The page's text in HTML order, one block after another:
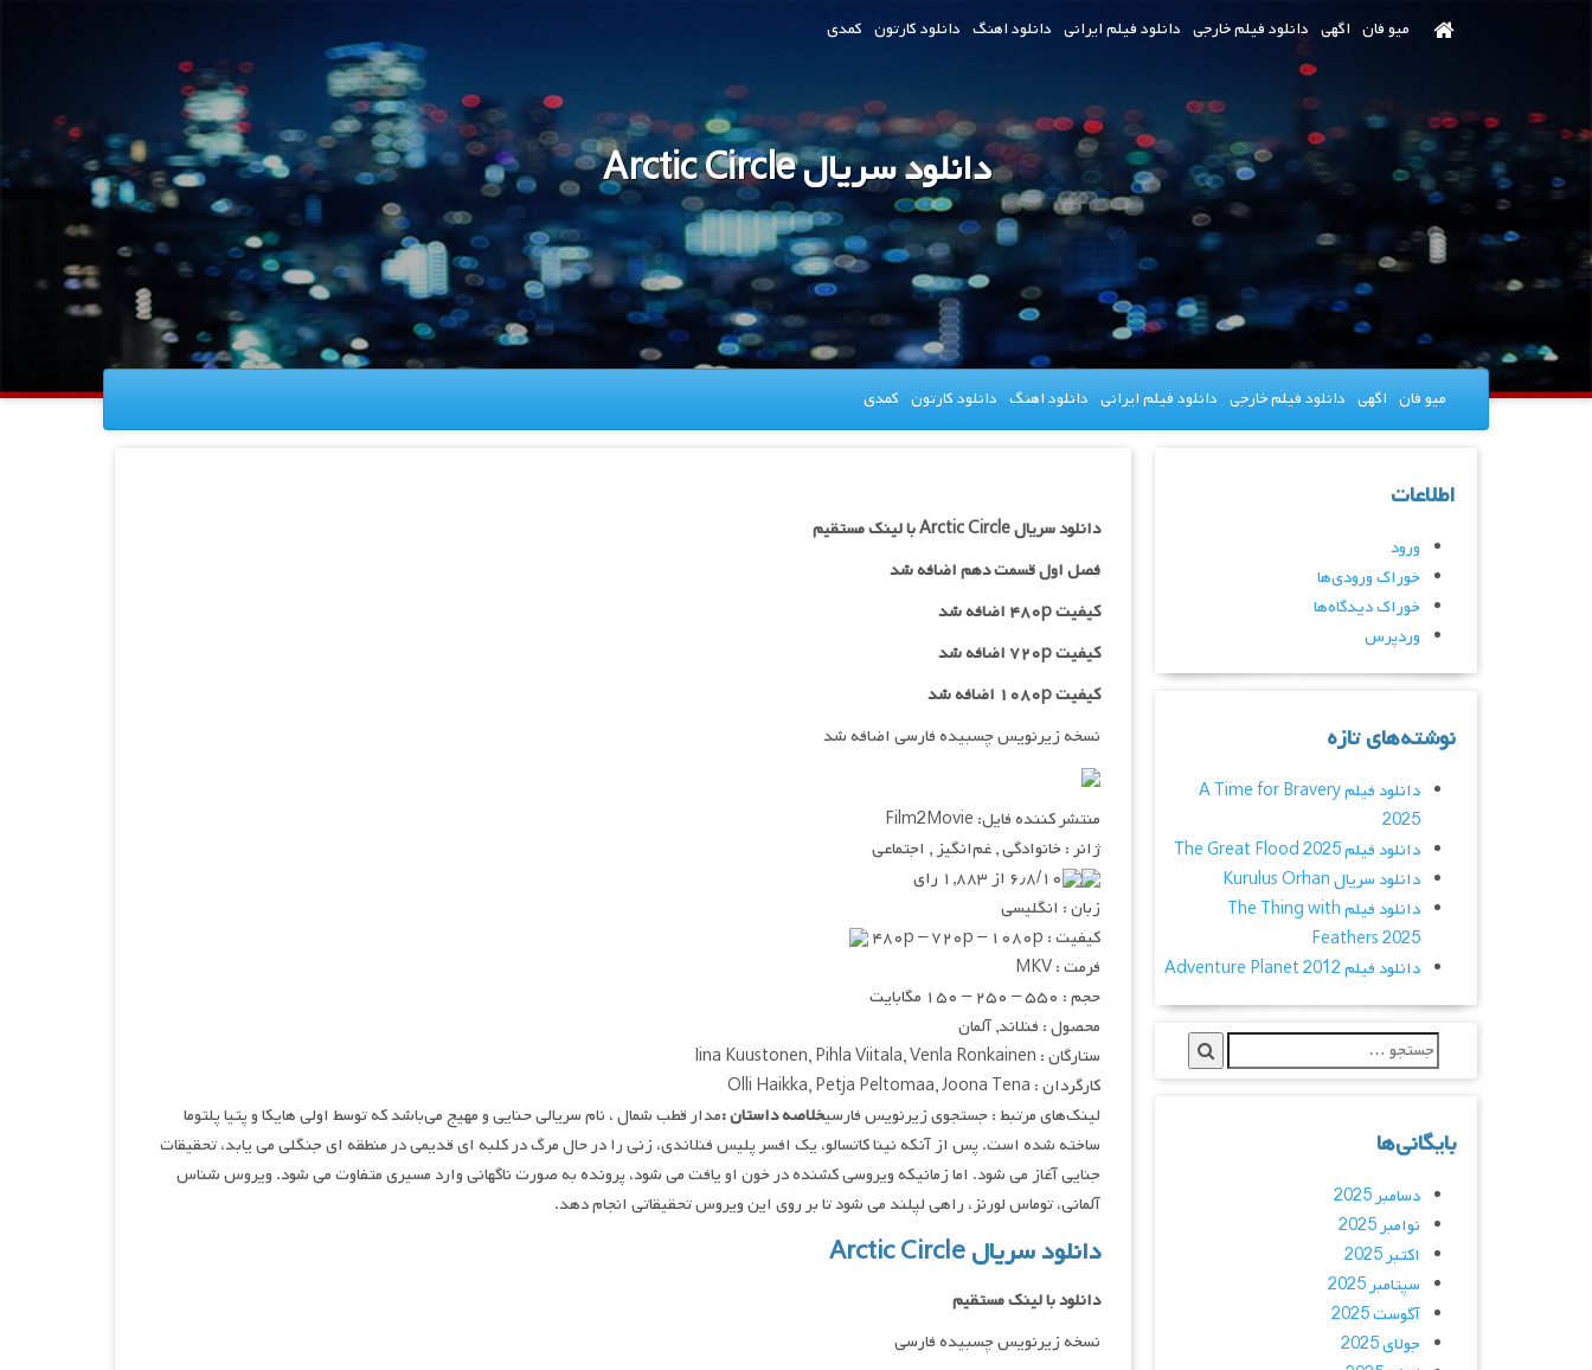
میو فان اگهی دانلود فیلم خارجی دانلود فیلم ایرانی دانلود اهنگ دانلود کارتون کمدی
دانلود سریال Arctic Circle
میو فان اگهی دانلود فیلم خارجی دانلود فیلم ایرانی دانلود اهنگ دانلود کارتون کمدی
دانلود سریال Arctic Circle با لینک مستقیم
فصل اول قسمت دهم اضافه شد
کیفیت ۴۸۰p اضافه شد
کیفیت ۷۲۰p
اضافه شد
کیفیت ۱۰۸۰p اضافه شد
نسخه زیرنویس چسبیده فارسی اضافه شد
منتشر کننده فایل: Film2Movie
ژانر : خانوادگی , غم‌انگیز , اجتماعی
۶٫۸/۱۰ از ۱,۸۸۳ رای
زبان : انگلیسی
کیفیت : ۴۸۰p – ۷۲۰p – ۱۰۸۰p
فرمت : MKV
حجم : ۵۵۰ – ۲۵۰ – ۱۵۰ مگابایت
محصول : فنلاند, آلمان
ستارگان : Iina Kuustonen, Pihla Viitala, Venla Ronkainen
کارگردان : Olli Haikka, Petja Peltomaa, Joona Tena
لینک‌های مرتبط : جستجوی زیرنویس فارسیخلاصه داستان :مدار قطب شمال ، نام سریالی حنایی و مهیج می‌باشد که توسط اولی هایکا و پتیا پلتوما
ساخته شده است. پس از آنکه نینا کاتسالو، یک افسر پلیس فنلاندی، زنی را در حال مرگ در کلبه ای قدیمی در منطقه ای جنگلی می یابد، تحقیقات
جنایی آغاز می شود. اما زمانیکه ویروسی کشنده در خون او یافت می شود، پرونده به صورت ناگهانی وارد مسیری متفاوت می شود. ویروس شناس
آلمانی، توماس لورنز، راهی لپلند می شود تا بر روی این ویروس تحقیقاتی انجام دهد.
دانلود سریال Arctic Circle
دانلود با لینک مستقیم
نسخه زیرنویس چسبیده فارسی
اطلاعات
ورود
خوراک ورودی‌ها
خوراک دیدگاه‌ها
وردپرس
نوشته‌های تازه
دانلود فیلم A Time for Bravery
2025
دانلود فیلم The Great Flood 2025
دانلود سریال Kurulus Orhan
دانلود فیلم The Thing with
Feathers 2025
دانلود فیلم Adventure Planet 2012
بایگانی‌ها
دسامبر 2025
نوامبر 2025
اکتبر 2025
سپتامبر 2025
آگوست 2025
جولای 2025